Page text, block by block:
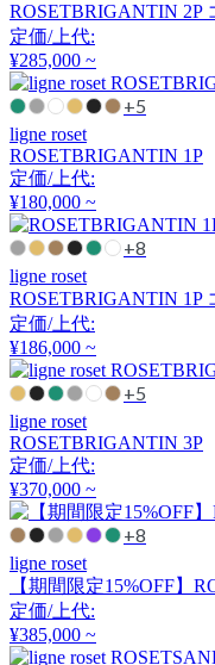
アルテミデ
ARUNAi
アルナイ
Astep
アステップ
AZUMAYA
アズマヤ
B-LINE
ビーライン
B.C. SAN
ROSETBRIGANTIN 2P
定価/上代:
¥285,000 ~
+5
ligne roset
ROSETBRIGANTIN 1P
定価/上代:
¥180,000 ~
+8
ligne roset
ROSETBRIGANTIN 1P
定価/上代:
¥186,000 ~
+5
ligne roset
ROSETBRIGANTIN 3P
定価/上代:
¥370,000 ~
+8
ligne roset
【期間限定15%OFF】
定価/上代:
¥385,000 ~